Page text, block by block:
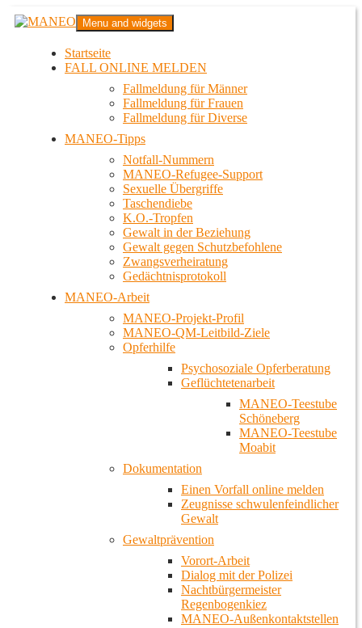
Zum
InhaltMANEO
Das schwule Anti-Gewalt-Projekt in Berlin
Menu and widgets
Startseite
FALL ONLINE MELDEN
Fallmeldung für Männer
Fallmeldung für Frauen
Fallmeldung für Diverse
MANEO-Tipps
Notfall-Nummern
MANEO-Refugee-Support
Sexuelle Übergriffe
Taschendiebe
K.O.-Tropfen
Gewalt in der Beziehung
Gewalt gegen Schutzbefohlene
Zwangsverheiratung
Gedächtnisprotokoll
MANEO-Arbeit
MANEO-Projekt-Profil
MANEO-QM-Leitbild-Ziele
Opferhilfe
Psychosoziale Opferberatung
Geflüchtetenarbeit
MANEO-Teestube
Schöneberg
MANEO-Teestube
Moabit
Dokumentation
Einen Vorfall online melden
Zeugnisse schwulenfeindlicher
Gewalt
Gewaltprävention
Vorort-Arbeit
Dialog mit der Polizei
Nachtbürgermeister
Regenbogenkiez
MANEO-Außenkontaktstellen